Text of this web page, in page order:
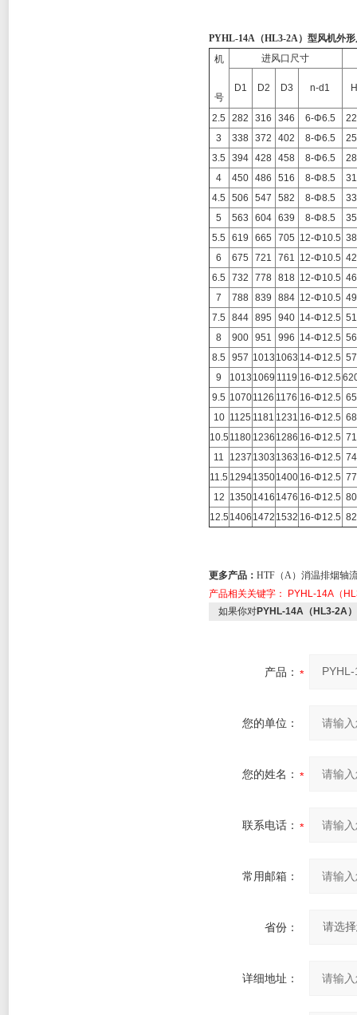
PYHL-14A（HL3-2A） 型风机外
机
号
进风口尺寸
D1 D2 D3 n-d1 H
2.5 282 316 346 6-Φ6.5
3
338 372 402 8-Φ6.5
3.5
394 428 458 8-Φ6.5
4
450 486 516 8-Φ8.5
4.5
506 547 582 8-Φ8.5
5
563 604 639 8-Φ8.5
5.5
619 665 705 12-Φ10.5
6
675 721 761 12-Φ10.5
6.5
732 778 818 12-Φ10.5
7
788 839 884 12-Φ10.5
7.5
844 895 940 14-Φ12.5
8
900 951 996 14-Φ12.5
8.5
957 1013 1063 14-Φ12.5
9
1013 1069 1119 16-Φ12.5
9.5 10701126 1176 16-Φ12.5
10 1125 1181 1231 16-Φ12.5
10.5 1180 1236 1286 16-Φ12.5
11
1237 1303 1363 16-Φ12.5
11.5 129413501400 16-Φ12.5
12 13501416 1476 16-Φ12.5
12.5 1406 1472 1532 16-Φ12.5
更多产品： HTF（A）消温排烟轴
产品相关关键字：
PYHL-14A（
如果你对PYHL-14A（HL3-2A
产品：
您的单位：
您的姓名：
联系电话：
常用邮箱：
省份：
详细地址：